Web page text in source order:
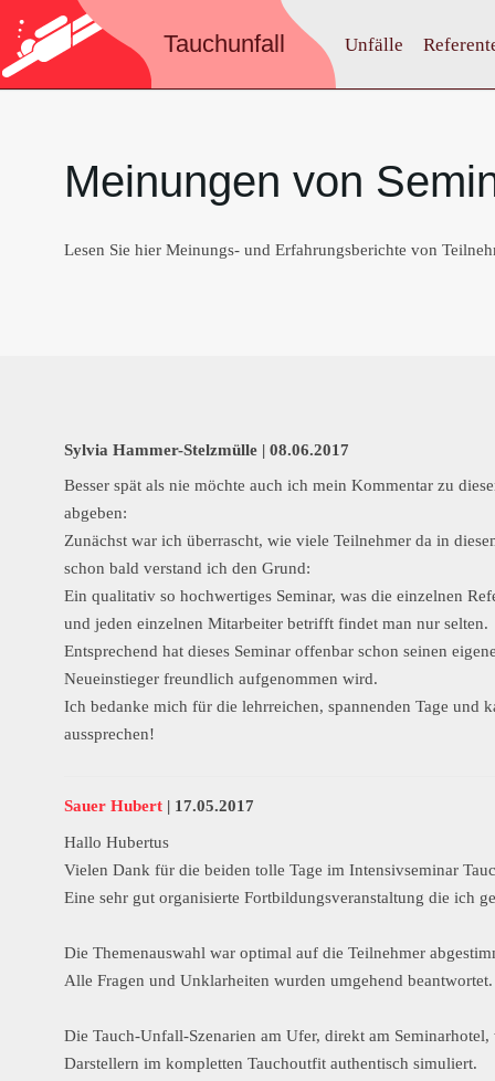
Tauchunfall Unfälle
Meinungen von
Lesen Sie hier Meinungs- und Erfahrungsberichte von
Sylvia Hammer-Stelzmülle | 08.06.2017
Besser spät als nie möchte auch ich mein Kommentar zu
abgeben:
Zunächst war ich überrascht, wie viele Teilnehmer da in
schon bald verstand ich den Grund:
Ein qualitativ so hochwertiges Seminar, was die einzelnen
und jeden einzelnen Mitarbeiter betrifft findet man nur selten.
Entsprechend hat dieses Seminar offenbar schon seinen
Neueinstieger freundlich aufgenommen wird.
Ich bedanke mich für die lehrreichen, spannenden Tage und
aussprechen!
Sauer Hubert | 17.05.2017
Hallo Hubertus
Vielen Dank für die beiden tolle Tage im Intensivseminar
Eine sehr gut organisierte Fortbildungsveranstaltung die ich
Die Themenauswahl war optimal auf die Teilnehmer
Alle Fragen und Unklarheiten wurden umgehend beantwortet.
Die Tauch-Unfall-Szenarien am Ufer, direkt am
Darstellern im kompletten Tauchoutfit authentisch simuliert.